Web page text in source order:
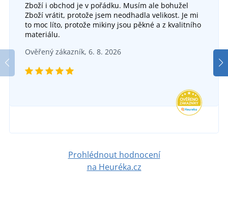
Zboží i obchod je v pořádku. Musím ale bohužel
Zboží vrátit, protože jsem neodhadla velikost. Je mi
to moc líto, protože mikiny jsou pěkné a z kvalitního
materiálu.
Ověřený zákazník, 6. 8. 2026
Prohlédnout hodnocení
na Heuréka.cz